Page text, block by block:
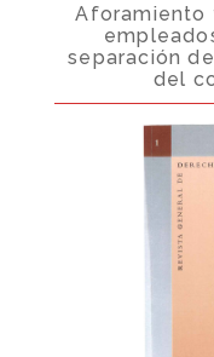
Aforamiento
separación
del